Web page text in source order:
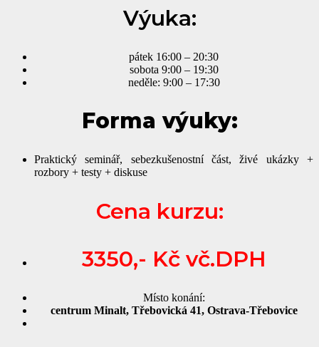
Výuka:
pátek 16:00 – 20:30
sobota 9:00 – 19:30
neděle: 9:00 – 17:30
Forma výuky:
Praktický seminář, sebezkušenostní část, živé ukázky +
rozbory + testy + diskuse
Cena kurzu:
3350,- Kč vč.DPH
Místo konání:
centrum Minalt, Třebovická 41, Ostrava-Třebovice